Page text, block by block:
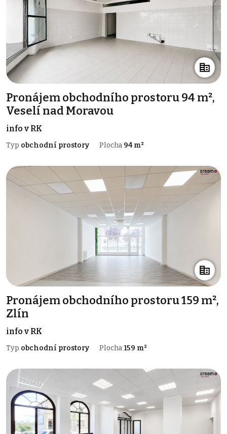
Pronájem obchodního prostoru 94 m²,
Veselí nad Moravou
info v RK
Typ obchodní prostory Plocha 94 m²
Pronájem obchodního prostoru 159 m²,
Zlín
info v RK
Typ obchodní prostory Plocha159 m²